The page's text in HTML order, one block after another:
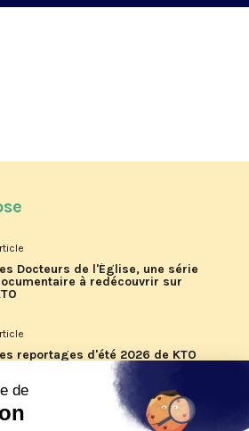
Docteurs de l'Église, une série
à redécouvrir sur
reportages d'été 2026 de KTO
Article